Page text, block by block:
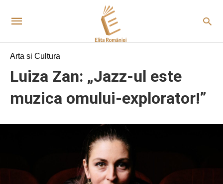
Arta si Cultura
Luiza Zan: „Jazz-ul este
muzica omului-explorator!”